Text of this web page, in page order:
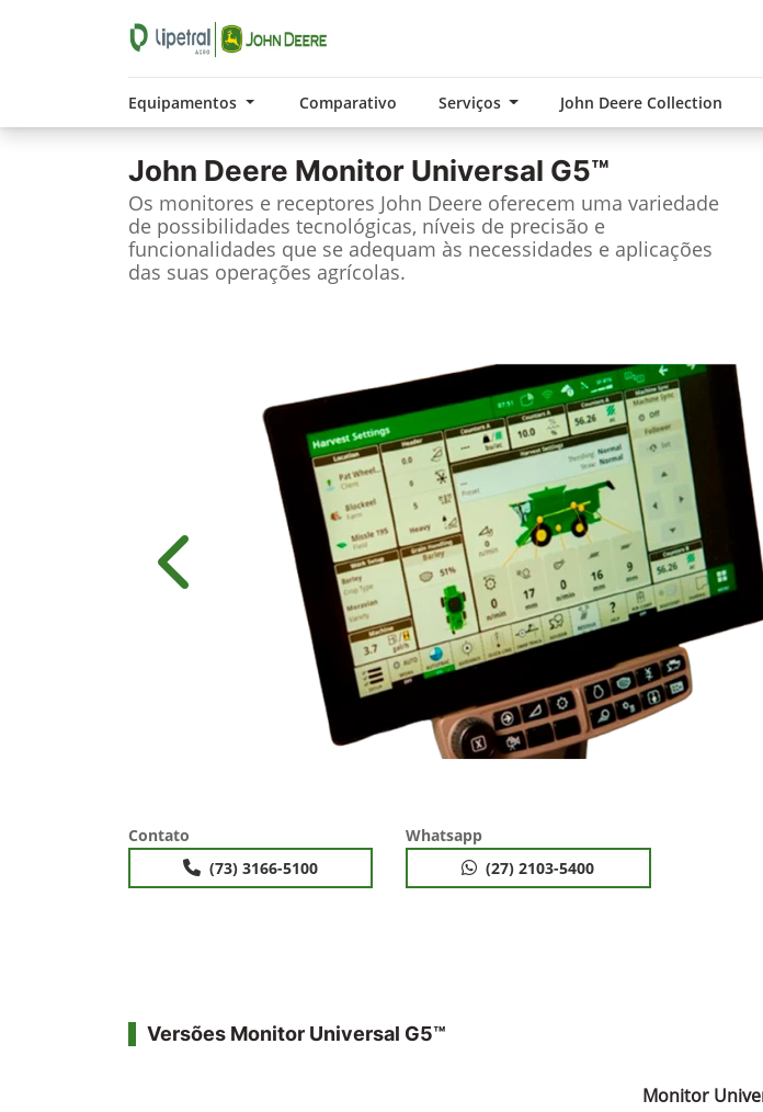
Equipamentos Comparativo Serviços John Deere Collection
John Deere Monitor Universal G5™
Os monitores e receptores John Deere oferecem uma variedade
de possibilidades tecnológicas, níveis de precisão e
funcionalidades que se adequam às necessidades e aplicações
das suas operações agrícolas.
Anterior
Contato
(73) 3166-5100
Whatsapp
(27) 2103-5400
Versões Monitor Universal G5™
Monitor